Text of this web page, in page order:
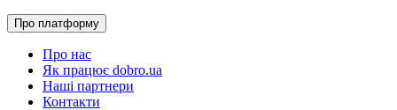
Про платформу
Про нас
Як працює dobro.ua
Наші партнери
Контакти